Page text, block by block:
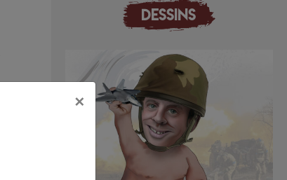
DESSINS
×